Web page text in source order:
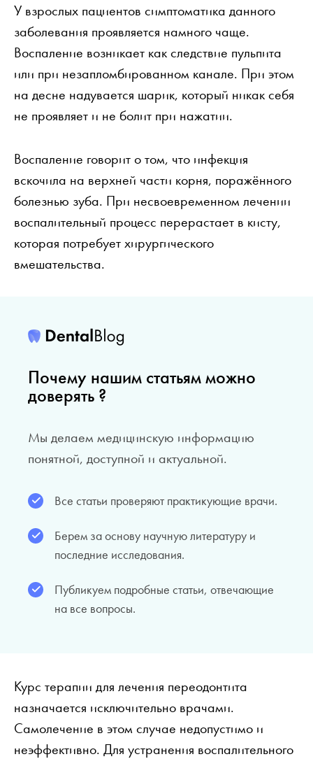
У взрослых пациентов симптоматика данного
заболевания проявляется намного чаще.
Воспаление возникает как следствие пульпита
или при незапломбированном канале. При этом
на десне надувается шарик, который никак себя
не проявляет и не болит при нажатии.
Воспаление говорит о том, что инфекция
вскочила на верхней части корня, поражённого
болезнью зуба. При несвоевременном лечении
воспалительный процесс перерастает в кисту,
которая потребует хирургического
вмешательства.
Почему нашим статьям можно
доверять ?
Мы делаем медицинскую информацию
понятной, доступной и актуальной.
Все статьи проверяют практикующие врачи.
Берем за основу научную литературу и
последние исследования.
Публикуем подробные статьи, отвечающие
на все вопросы.
Курс терапии для лечения переодонтита
назначается исключительно врачами.
Самолечение в этом случае недопустимо и
неэффективно. Для устранения воспалительного